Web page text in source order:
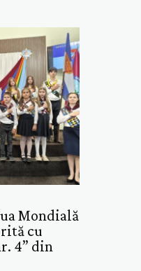
Mondială
cu
4” din